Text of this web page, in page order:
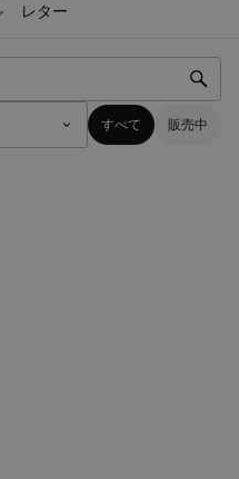
レター
すべて 販売中